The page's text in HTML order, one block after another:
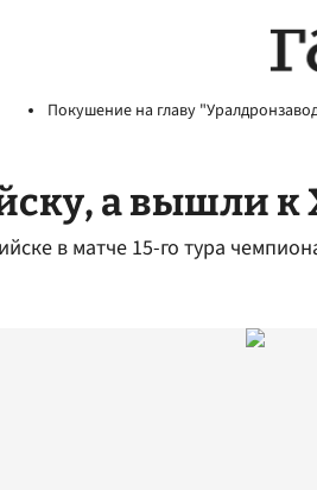
Покушение на главу
а вышли к
в матче 15-го тура